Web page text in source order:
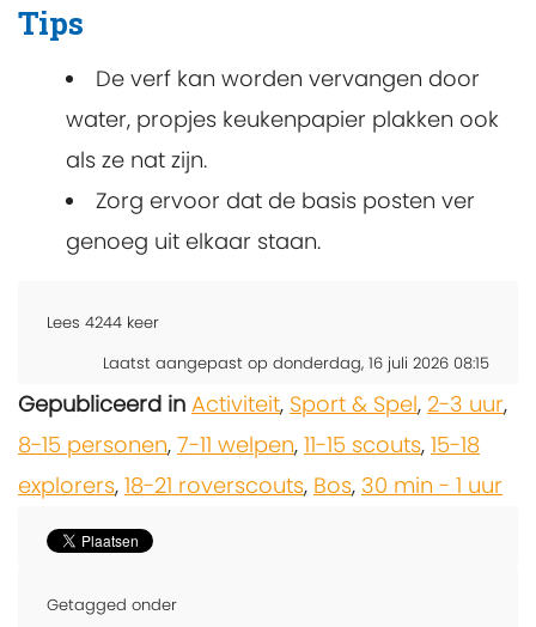
Tips
De verf kan worden vervangen door
water, propjes keukenpapier plakken ook
als ze nat zijn.
Zorg ervoor dat de basis posten ver
genoeg uit elkaar staan.
Lees 4244 keer
Laatst aangepast op donderdag, 16 juli 2026 08:15
Gepubliceerd in Activiteit, Sport & Spel, 2-3 uur,
8-15 personen, 7-11 welpen, 11-15 scouts, 15-18
explorers, 18-21 roverscouts, Bos, 30 min - 1 uur
Getagged onder